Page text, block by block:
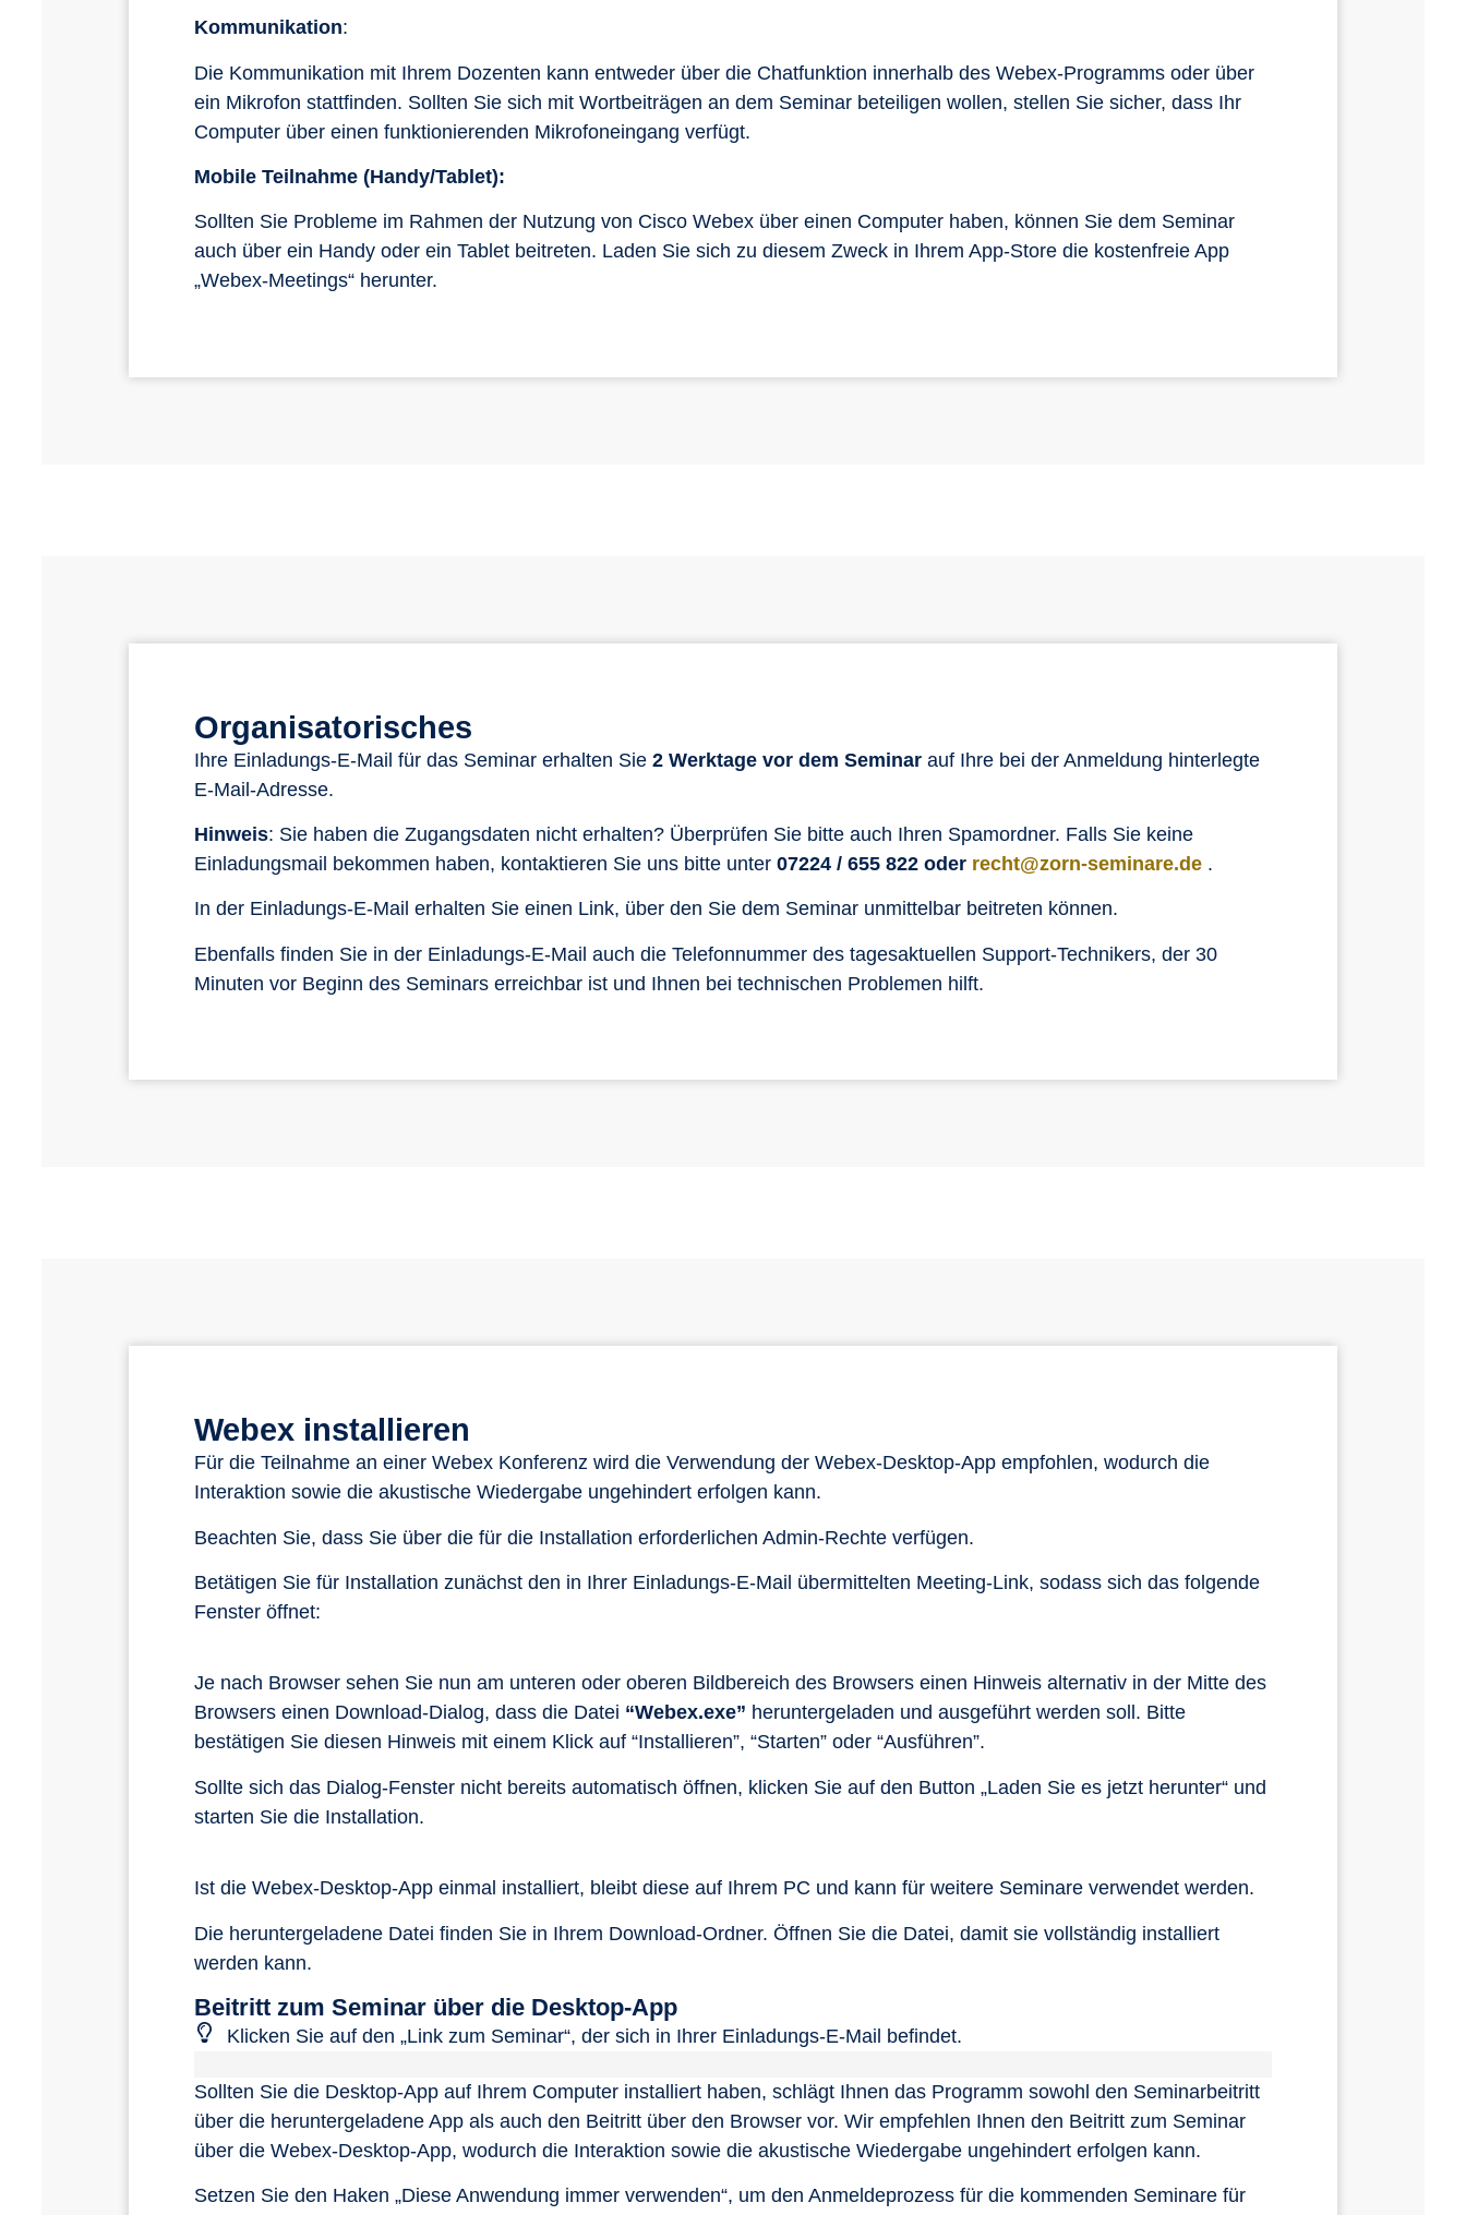
Kommunikation:
Die Kommunikation mit Ihrem Dozenten kann entweder über die Chatfunktion innerhalb des Webex-Programms oder über
ein Mikrofon stattfinden. Sollten Sie sich mit Wortbeiträgen an dem Seminar beteiligen wollen, stellen Sie sicher, dass Ihr
Computer über einen funktionierenden Mikrofoneingang verfügt.
Mobile Teilnahme (Handy/Tablet):
Sollten Sie Probleme im Rahmen der Nutzung von Cisco Webex über einen Computer haben, können Sie dem Seminar
auch über ein Handy oder ein Tablet beitreten. Laden Sie sich zu diesem Zweck in Ihrem App-Store die kostenfreie App
„Webex-Meetings“ herunter.
Organisatorisches
Ihre Einladungs-E-Mail für das Seminar erhalten Sie 2 Werktage vor dem Seminar auf Ihre bei der Anmeldung hinterlegte
E-Mail-Adresse.
Hinweis: Sie haben die Zugangsdaten nicht erhalten? Überprüfen Sie bitte auch Ihren Spamordner. Falls Sie keine
Einladungsmail bekommen haben, kontaktieren Sie uns bitte unter 07224 / 655 822 oder recht@zorn-seminare.de .
In der Einladungs-E-Mail erhalten Sie einen Link, über den Sie dem Seminar unmittelbar beitreten können.
Ebenfalls finden Sie in der Einladungs-E-Mail auch die Telefonnummer des tagesaktuellen Support-Technikers, der 30
Minuten vor Beginn des Seminars erreichbar ist und Ihnen bei technischen Problemen hilft.
Webex installieren
Für die Teilnahme an einer Webex Konferenz wird die Verwendung der Webex-Desktop-App empfohlen, wodurch die
Interaktion sowie die akustische Wiedergabe ungehindert erfolgen kann.
Beachten Sie, dass Sie über die für die Installation erforderlichen Admin-Rechte verfügen.
Betätigen Sie für Installation zunächst den in Ihrer Einladungs-E-Mail übermittelten Meeting-Link, sodass sich das folgende
Fenster öffnet:
Je nach Browser sehen Sie nun am unteren oder oberen Bildbereich des Browsers einen Hinweis alternativ in der Mitte des
Browsers einen Download-Dialog, dass die Datei “Webex.exe” heruntergeladen und ausgeführt werden soll. Bitte
bestätigen Sie diesen Hinweis mit einem Klick auf “Installieren”, “Starten” oder “Ausführen”.
Sollte sich das Dialog-Fenster nicht bereits automatisch öffnen, klicken Sie auf den Button „Laden Sie es jetzt herunter“ und
starten Sie die Installation.
Ist die Webex-Desktop-App einmal installiert, bleibt diese auf Ihrem PC und kann für weitere Seminare verwendet werden.
Die heruntergeladene Datei finden Sie in Ihrem Download-Ordner. Öffnen Sie die Datei, damit sie vollständig installiert
werden kann.
Beitritt zum Seminar über die Desktop-App
Klicken Sie auf den „Link zum Seminar“, der sich in Ihrer Einladungs-E-Mail befindet.
Sollten Sie die Desktop-App auf Ihrem Computer installiert haben, schlägt Ihnen das Programm sowohl den Seminarbeitritt
über die heruntergeladene App als auch den Beitritt über den Browser vor. Wir empfehlen Ihnen den Beitritt zum Seminar
über die Webex-Desktop-App, wodurch die Interaktion sowie die akustische Wiedergabe ungehindert erfolgen kann.
Setzen Sie den Haken „Diese Anwendung immer verwenden“, um den Anmeldeprozess für die kommenden Seminare für